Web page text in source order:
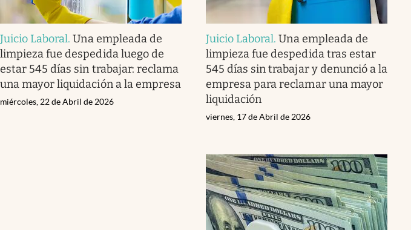
Juicio Laboral.Una empleada de
limpieza fue despedida luego de
estar 545 días sin trabajar: reclama
una mayor liquidación a la empresa
miércoles, 22 de Abril de 2026
Juicio Laboral.Una empleada de
limpieza fue despedida tras estar
545 días sin trabajar y denunció a la
empresa para reclamar una mayor
liquidación
viernes, 17 de Abril de 2026